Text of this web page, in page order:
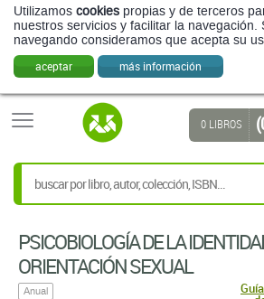
Utilizamos cookies propias y de terceros
nuestros servicios y facilitar la navegación.
navegando consideramos que acepta su
aceptar más información
0 LIBROS
PSICOBIOLOGÍA DE LA
ORIENTACIÓN SEXUAL
Anual